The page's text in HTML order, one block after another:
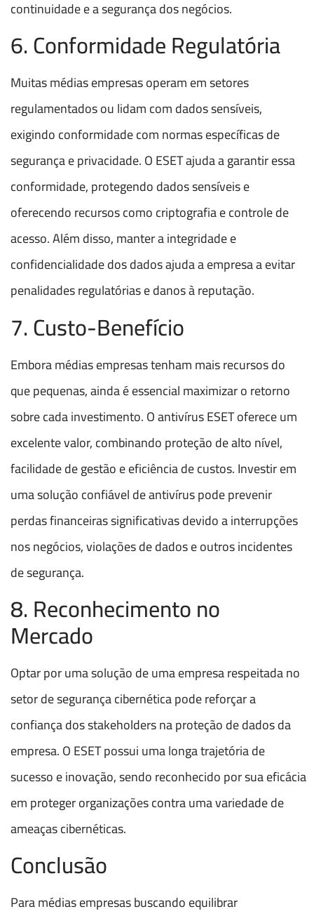
continuidade e a segurança dos negócios.
6. Conformidade Regulatória
Muitas médias empresas operam em setores
regulamentados ou lidam com dados sensíveis,
exigindo conformidade com normas específicas de
segurança e privacidade. O ESET ajuda a garantir essa
conformidade, protegendo dados sensíveis e
oferecendo recursos como criptografia e controle de
acesso. Além disso, manter a integridade e
confidencialidade dos dados ajuda a empresa a evitar
penalidades regulatórias e danos à reputação.
7. Custo-Benefício
Embora médias empresas tenham mais recursos do
que pequenas, ainda é essencial maximizar o retorno
sobre cada investimento. O antivírus ESET oferece um
excelente valor, combinando proteção de alto nível,
facilidade de gestão e eficiência de custos. Investir em
uma solução confiável de antivírus pode prevenir
perdas financeiras significativas devido a interrupções
nos negócios, violações de dados e outros incidentes
de segurança.
8. Reconhecimento no
Mercado
Optar por uma solução de uma empresa respeitada no
setor de segurança cibernética pode reforçar a
confiança dos stakeholders na proteção de dados da
empresa. O ESET possui uma longa trajetória de
sucesso e inovação, sendo reconhecido por sua eficácia
em proteger organizações contra uma variedade de
ameaças cibernéticas.
Conclusão
Para médias empresas buscando equilibrar